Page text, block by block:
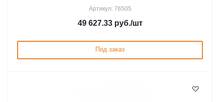
Артикул: 76505
49 627.33руб./шт
Под заказ